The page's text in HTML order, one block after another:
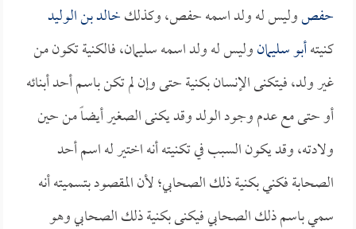
حفصوليس له ولد اسمه حفص، وكذلكخالد بن الوليد
كنيتهأبو سليمانوليس له ولد اسمه سليمان، فالكنية تكون من
غير ولد، فيتكنى الإنسان بكنية حتى وإن لم تكن باسم أحد أبنائه
أو حتى مع عدم وجود الولد وقد يكنى الصغير أيضاً من حين
ولادته، وقد يكون السبب في تكنيته أنه اختير له اسم أحد
الصحابة فكني بكنية ذلك الصحابي؛ لأن المقصود بتسميته أنه
سمي باسم ذلك الصحابي فيكنى بكنية ذلك الصحابي وهو